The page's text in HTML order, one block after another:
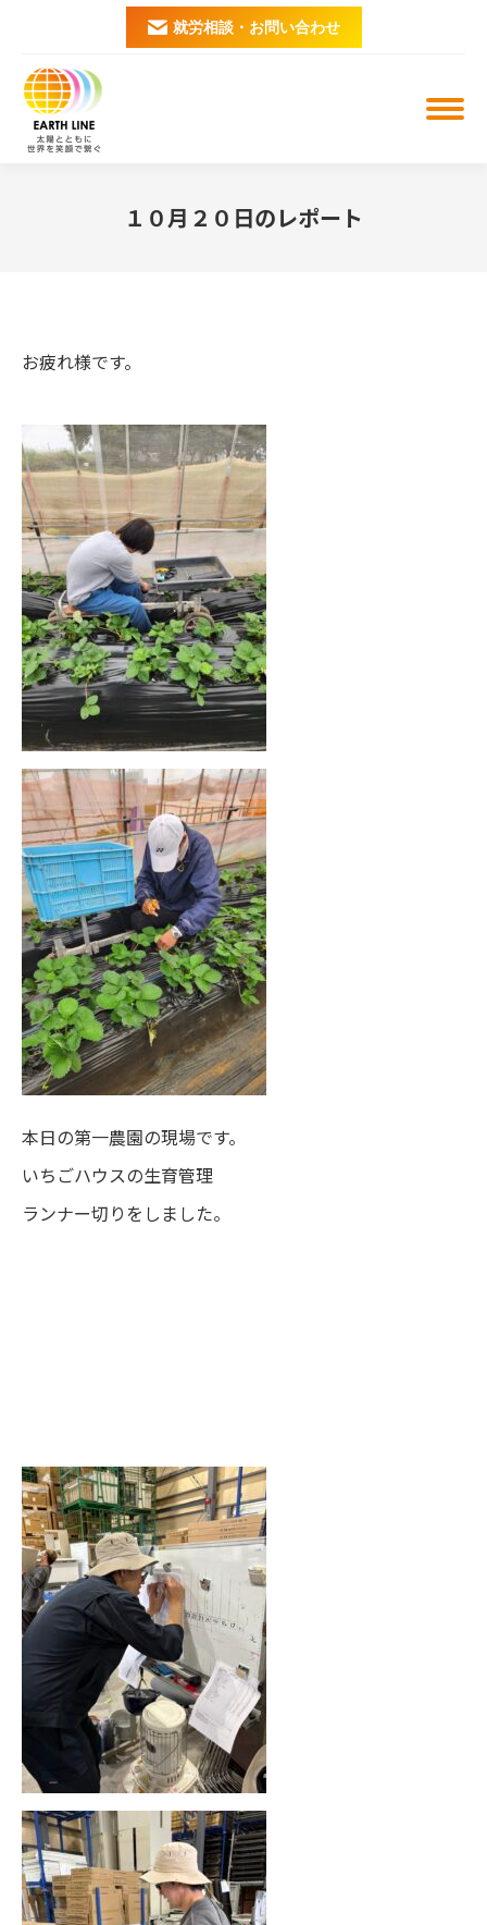
就労相談・お問い合わせ
１０月２０日のレポート
お疲れ様です。
本日の第一農園の現場です。
いちごハウスの生育管理
ランナー切りをしました。